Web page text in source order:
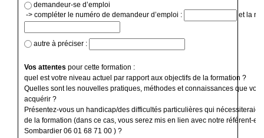
demandeur-se d’emploi
-> compléter le numéro de demandeur d’emploi :
et la
autre à préciser :
Vos attentes pour cette formation :
quel est votre niveau actuel par rapport aux objectifs de la formation ?
Quelles sont les nouvelles pratiques, méthodes et connaissances que
acquérir ?
Présentez-vous un handicap/des difficultés particulières qui
de la formation (dans ce cas, vous serez mis en lien avec notre référent-e
Sombardier 06 01 68 71 00 ) ?